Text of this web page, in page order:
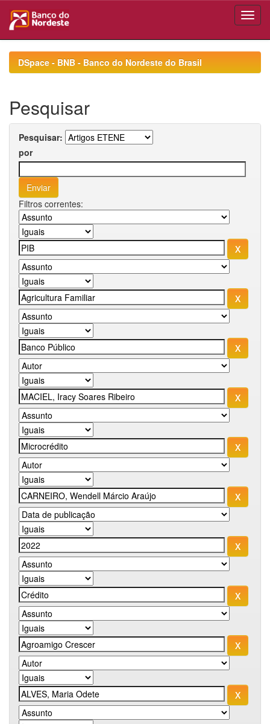
navigationDSpace - BNB - Banco do Nordeste do Brasil
Pesquisar
Pesquisar:
por
Filtros correntes: